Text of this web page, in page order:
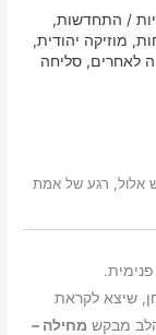
/ התחדשות,
, מוזיקה יהודית,
לאחרים,סליחה
אלול, רגע של אמת
שיצא לקראת
מבקש מחילה –